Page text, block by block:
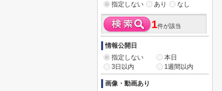
指定しない
あり なし
1件が該当
情報公開日
指定しない
本日
3日以内
1週間以内
画像・動画あり